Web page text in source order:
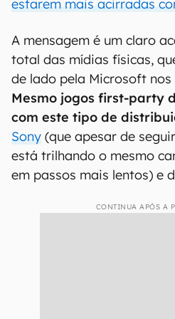
estarem mais acirradas
A mensagem é um claro
total das mídias físicas,
de lado pela Microsoft nos
Mesmo jogos first-party
com este tipo de
Sony (que apesar de
está trilhando o mesmo
em passos mais lentos) e
CONTINUA APÓS A